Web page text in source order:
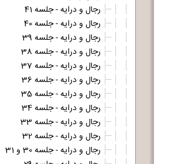
رجال و درایه - جلسه 41
رجال و درایه - جلسه 40
رجال و درایه - جلسه 39
رجال و درایه - جلسه 38
رجال و درایه - جلسه 37
رجال و درایه - جلسه 36
رجال و درایه - جلسه 35
رجال و درایه - جلسه 34
رجال و درایه - جلسه 33
رجال و درایه - جلسه 32
رجال و درایه - جلسه 30 و 31